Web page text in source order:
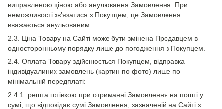
виправленою ціною або анулювання Замовлення. При
неможливості зв’язатися з Покупцем, це Замовлення
вважається анульованим.
2.3. Ціна Товару на Сайті може бути змінена Продавцем в
односторонньому порядку лише до погодження з Покупцем.
2.4. Оплата Товару здійснюється Покупцем, відправка
індивідуалиних замовлень (картин по фото) лише по
мінімальній передплаті:
2.4.1. решта готівкою при отриманні Замовлення на пошті у
сумі, що відповідає сумі Замовлення, зазначеній на Сайті з